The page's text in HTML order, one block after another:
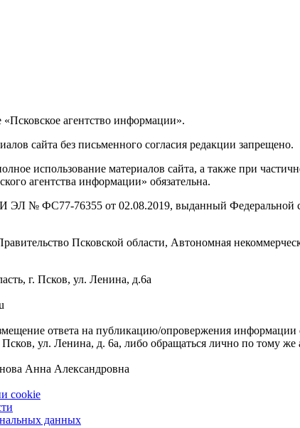
агентство информации».
сайта без письменного согласия редакции запрещено.
использование материалов сайта, а также при
агентства информации» обязательна.
№ ФС77-76355 от 02.08.2019, выданный Федеральной
Псковской области, Автономная
г. Псков, ул. Ленина, д.6а
ответа на публикацию/опровержения информации
Псков, ул. Ленина, д. 6а, либо обращаться лично по тому же
Анна Александровна
cookie
данных